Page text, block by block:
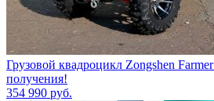
Грузовой квадроцикл Zongshen
получения!
354 990 руб.